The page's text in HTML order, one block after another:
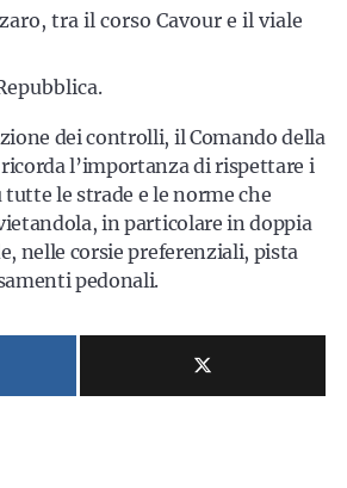
tra il corso Cavour e il viale
dei controlli, il Comando della
l’importanza di rispettare i
le strade e le norme che
in particolare in doppia
nelle corsie preferenziali, pista
pedonali.